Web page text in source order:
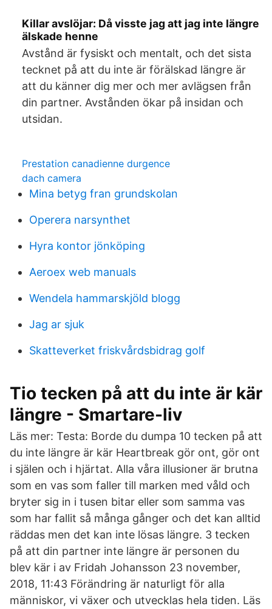
Killar avslöjar: Då visste jag att jag inte längre
älskade henne
Avstånd är fysiskt och mentalt, och det sista
tecknet på att du inte är förälskad längre är
att du känner dig mer och mer avlägsen från
din partner. Avstånden ökar på insidan och
utsidan.
Prestation canadienne durgence
dach camera
Mina betyg fran grundskolan
Operera narsynthet
Hyra kontor jönköping
Aeroex web manuals
Wendela hammarskjöld blogg
Jag ar sjuk
Skatteverket friskvårdsbidrag golf
Tio tecken på att du inte är kär
längre - Smartare-liv
Läs mer: Testa: Borde du dumpa 10 tecken på att
du inte längre är kär Heartbreak gör ont, gör ont
i själen och i hjärtat. Alla våra illusioner är brutna
som en vas som faller till marken med våld och
bryter sig in i tusen bitar eller som samma vas
som har fallit så många gånger och det kan alltid
räddas men det kan inte lösas längre. 3 tecken
på att din partner inte längre är personen du
blev kär i av Fridah Johansson 23 november,
2018, 11:43 Förändring är naturligt för alla
människor, vi växer och utvecklas hela tiden. Läs